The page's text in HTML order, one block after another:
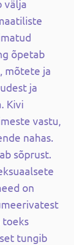
välja
õpetab
mõtete ja
ja
Kivi
vastu,
nahas.
sõprust.
on
toeks
tungib